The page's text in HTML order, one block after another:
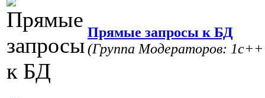
Прямые запросы к БД
(Группа Модераторов: